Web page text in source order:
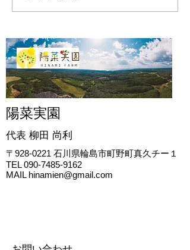
陽菜実園
代表 柳田 尚利
〒928-0221 石川県輪島市町野町真久チー１
TEL090-7485-9162
MAIL hinamien@gmail.com